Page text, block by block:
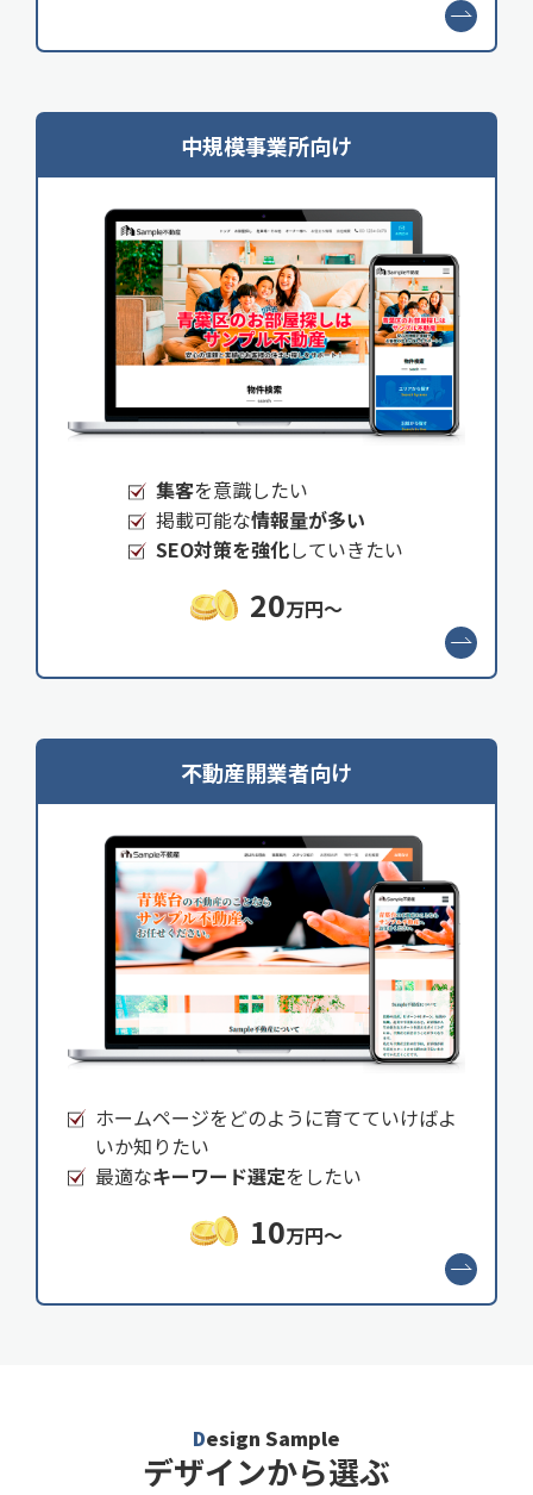
中規模事業所向け
集客を意識したい
掲載可能な情報量が多い
SEO対策を強化していきたい
20万円～
不動産開業者向け
ホームページをどのように育てていけばよ
いか知りたい
最適なキーワード選定をしたい
10万円～
Design Sample
デザインから選ぶ